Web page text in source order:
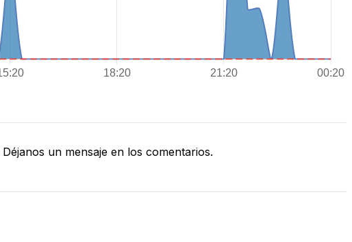
Déjanos un mensaje en los comentarios.